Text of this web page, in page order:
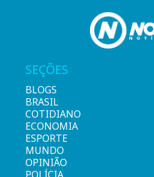
SEÇÕES
BLOGS
BRASIL
COTIDIANO
ECONOMIA
ESPORTE
MUNDO
OPINIÃO